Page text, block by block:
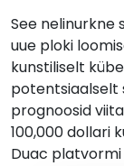
See nelinurkne
uue ploki
kunstiliselt
potentsiaalselt
prognoosid
100,000 dollari
Duac